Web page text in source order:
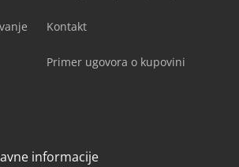
Kontakt
Primer ugovora o kupovini
informacije